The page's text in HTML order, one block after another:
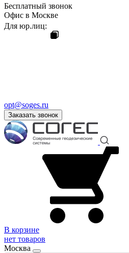
Бесплатный звонок
Офис в Москве
Для юр.лиц:
opt@soges.ru
Заказать звонок
В корзине
нет товаров
Москва